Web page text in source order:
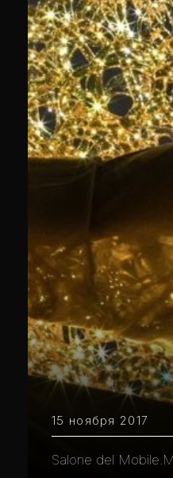
15 ноября 2017
Salone del